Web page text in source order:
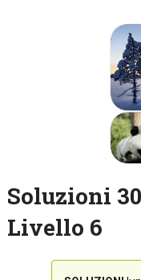
Soluzioni
Livello 6